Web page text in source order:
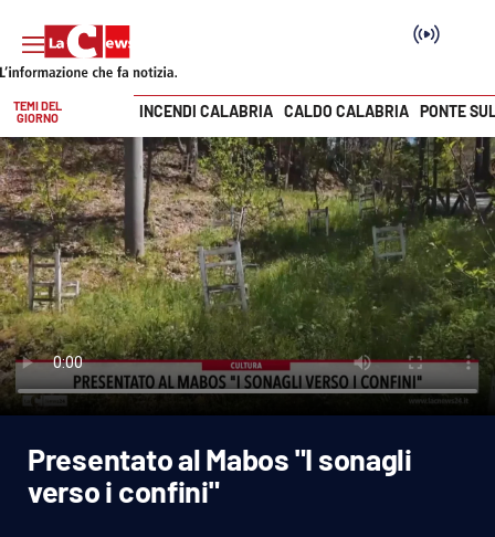
SEZIONI
Cronaca
Politica
Attualità
Economia e lavoro
Italia Mondo
Vai
TEMI DEL
GIORNO
INCENDI CALABRIA CALDO CALABRIA PONTE
Presentato al Mabos "I sonagli
verso i confini"